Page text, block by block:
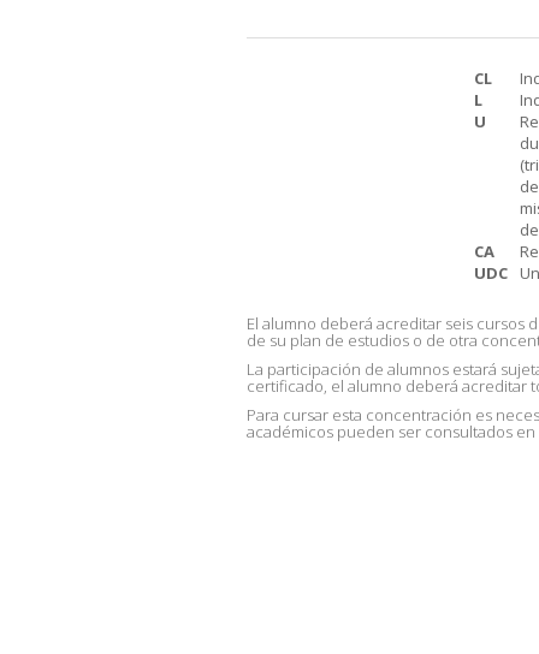
CL
L
U
CA
UDC
El alumno deberá acreditar seis cursos
de su plan de estudios o de otra
La participación de alumnos estará
certificado, el alumno deberá acreditar
Para cursar esta concentración es
académicos pueden ser consultados